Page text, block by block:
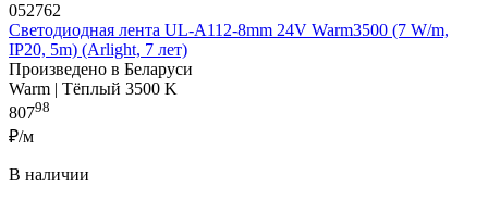
052762
Светодиодная лента UL-A112-8mm 24V Warm3500 (7 W/m,
IP20, 5m) (Arlight, 7 лет)
Произведено в Беларуси
Warm | Тёплый 3500 K
80798
₽/м
В наличии